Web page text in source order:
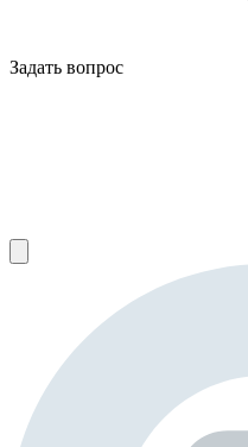
Задать вопрос